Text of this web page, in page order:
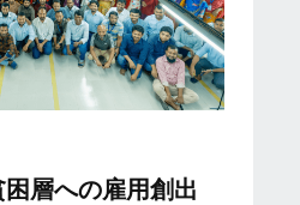
層への雇用創出